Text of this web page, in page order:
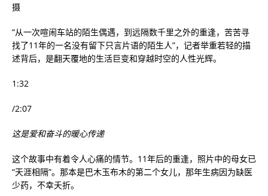
摄
“从一次喧闹车站的陌生偶遇，到远隔数千里之外的重逢，苦苦寻
找了11年的一名没有留下只言片语的陌生人”，记者举重若轻的描
述背后，是翻天覆地的生活巨变和穿越时空的人性光辉。
1:32
/2:07
这是爱和奋斗的暖心传递
这个故事中有着令人心痛的情节。11年后的重逢，照片中的母女已
“天涯相隔”。那本是巴木玉布木的第二个女儿，那年生病因为缺医
少药，不幸夭折。